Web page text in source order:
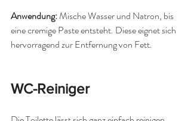
Anwendung: Mische Wasser und Natron, bis
eine cremige Paste entsteht. Diese eignet sich
hervorragend zur Entfernung von Fett.
WC-Reiniger